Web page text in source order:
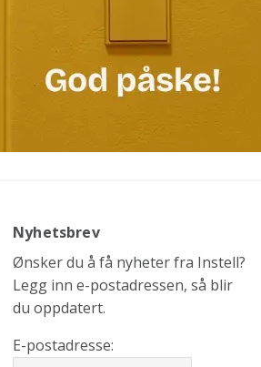
Nyhetsbrev
Ønsker du å få nyheter fra Instell?
Legg inn e-postadressen, så blir
du oppdatert.
E-postadresse: